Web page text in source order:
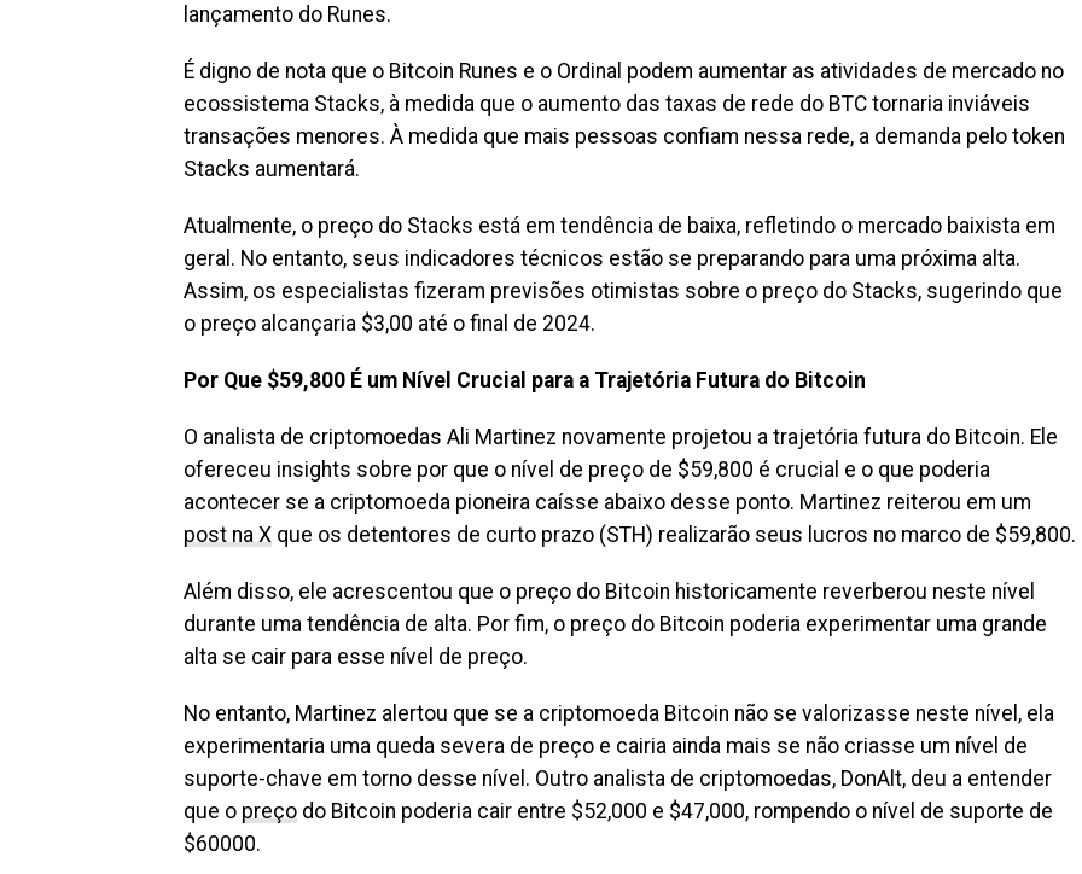
lançamento do Runes.
É digno de nota que o Bitcoin Runes e o Ordinal podem aumentar as atividades de mercado no
ecossistema Stacks, à medida que o aumento das taxas de rede do BTC tornaria inviáveis
transações menores. À medida que mais pessoas confiam nessa rede, a demanda pelo token
Stacks aumentará.
Atualmente, o preço do Stacks está em tendência de baixa, refletindo o mercado baixista em
geral. No entanto, seus indicadores técnicos estão se preparando para uma próxima alta.
Assim, os especialistas fizeram previsões otimistas sobre o preço do Stacks, sugerindo que
o preço alcançaria $3,00 até o final de 2024.
Por Que $59,800 É um Nível Crucial para a Trajetória Futura do Bitcoin
O analista de criptomoedas Ali Martinez novamente projetou a trajetória futura do Bitcoin. Ele
ofereceu insights sobre por que o nível de preço de $59,800 é crucial e o que poderia
acontecer se a criptomoeda pioneira caísse abaixo desse ponto. Martinez reiterou em um
post na X que os detentores de curto prazo (STH) realizarão seus lucros no marco de $59,800.
Além disso, ele acrescentou que o preço do Bitcoin historicamente reverberou neste nível
durante uma tendência de alta. Por fim, o preço do Bitcoin poderia experimentar uma grande
alta se cair para esse nível de preço.
No entanto, Martinez alertou que se a criptomoeda Bitcoin não se valorizasse neste nível, ela
experimentaria uma queda severa de preço e cairia ainda mais se não criasse um nível de
suporte-chave em torno desse nível. Outro analista de criptomoedas, DonAlt, deu a entender
que o preço do Bitcoin poderia cair entre $52,000 e $47,000, rompendo o nível de suporte de
$60000.